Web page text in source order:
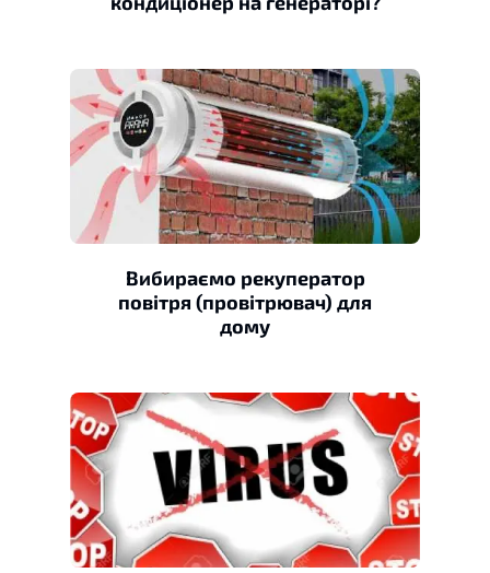
Вибираємо рекуператор
повітря (провітрювач) для
дому